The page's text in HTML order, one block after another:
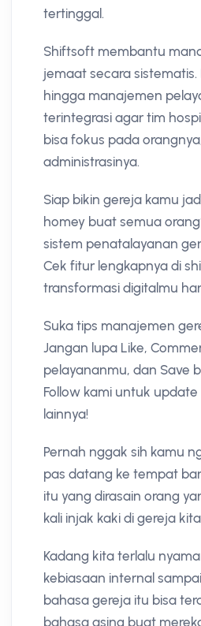
tertinggal.
Shiftsoft membantu
jemaat secara sistematis.
hingga manajemen
terintegrasi agar tim
bisa fokus pada
administrasinya.
Siap bikin gereja kamu
homey buat semua
sistem penatalayanan
Cek fitur lengkapnya di
transformasi digitalmu
Suka tips manajemen
Jangan lupa Like,
pelayananmu, dan Save
Follow kami untuk
lainnya!
Pernah nggak sih kamu
pas datang ke tempat
itu yang dirasain orang
kali injak kaki di gereja
Kadang kita terlalu
kebiasaan internal
bahasa gereja itu bisa
bahasa asing buat